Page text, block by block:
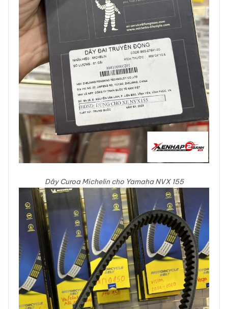
Dây Curoa Michelin cho Yamaha NVX 155